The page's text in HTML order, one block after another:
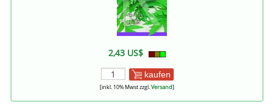
2,43 US$
kaufen
[inkl. 10% Mwst zzgl.Versand]